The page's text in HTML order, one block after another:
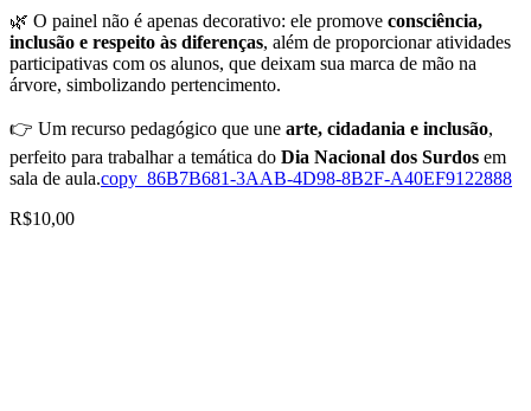
🌿 O painel não é apenas decorativo: ele promove consciência,
inclusão e respeito às diferenças, além de proporcionar atividades
participativas com os alunos, que deixam sua marca de mão na
árvore, simbolizando pertencimento.
👉 Um recurso pedagógico que une arte, cidadania e inclusão,
perfeito para trabalhar a temática do Dia Nacional dos Surdos em
sala de aula.copy_86B7B681-3AAB-4D98-8B2F-A40EF9122888
R$10,00